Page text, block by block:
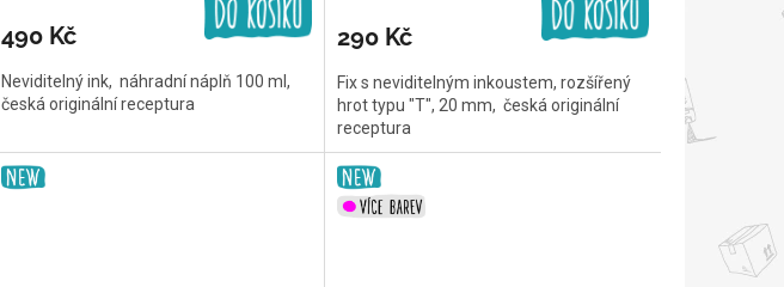
490 Kč
Neviditelný ink, náhradní náplň 100 ml,
česká originální receptura
290 Kč
Fix s neviditelným inkoustem, rozšířený
hrot typu "T", 20 mm, česká originální
receptura